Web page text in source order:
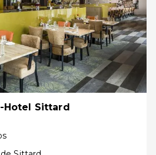
Hotel Sittard